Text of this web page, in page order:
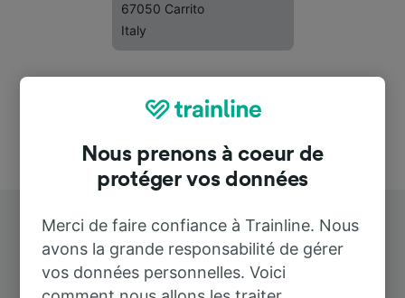
67050 Carrito
Italy
Nous prenons à coeur de
protéger vos données
Merci de faire confiance à Trainline. Nous
avons la grande responsabilité de gérer
vos données personnelles. Voici